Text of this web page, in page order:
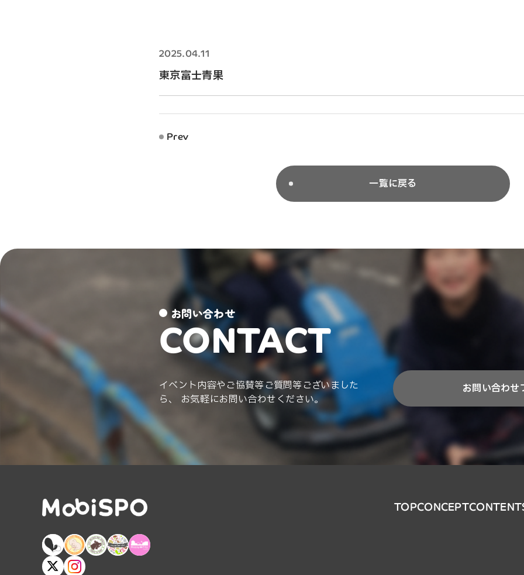
2025.04.11
東京富士青果
Prev
一覧に戻る
お問い合わせ
CONTACT
イベント内容やご協賛等ご質問等ございました
ら、 お気軽にお問い合わせください。
お問い合わせ
TOPCONCEPT